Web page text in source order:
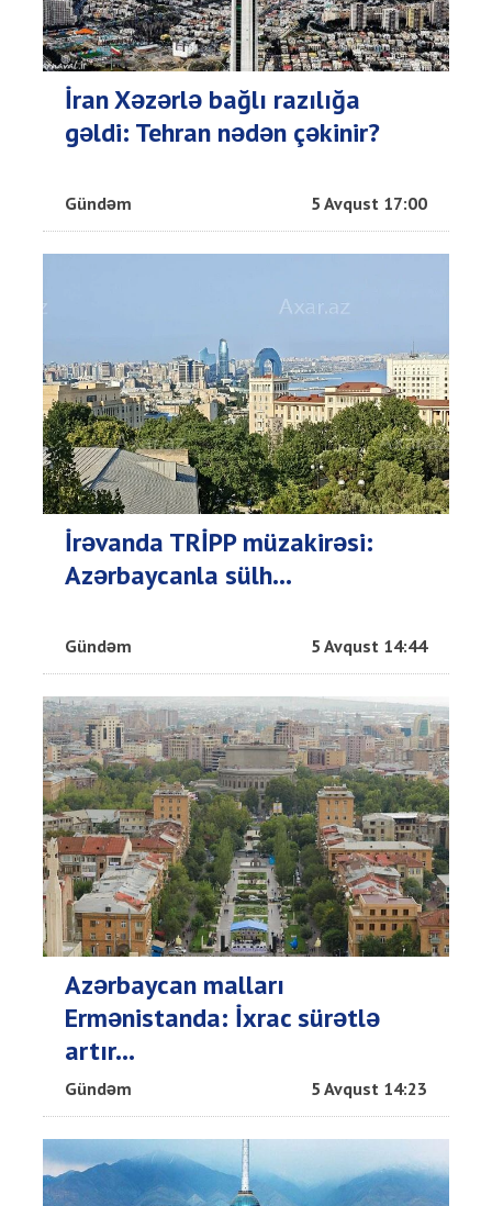
İran Xəzərlə bağlı razılığa
gəldi: Tehran nədən çəkinir?
Gündəm 5 Avqust 17:00
İrəvanda TRİPP müzakirəsi:
Azərbaycanla sülh...
Gündəm 5 Avqust 14:44
Azərbaycan malları
Ermənistanda: İxrac sürətlə
artır...
Gündəm 5 Avqust 14:23